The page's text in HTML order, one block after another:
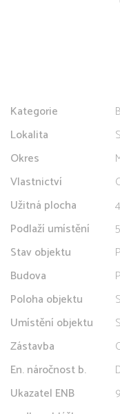
Kategorie
Lokalita
Okres
Vlastnictví
Užitná plocha
Podlaží umístění
Stav objektu
Budova
Poloha objektu
Umístění objektu
Zástavba
En. náročnost b.
Ukazatel ENB